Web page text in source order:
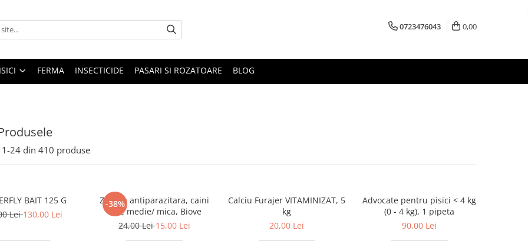
0723476043 0,00
FERMA INSECTICIDE PASARI SI ROZATOARE BLOG
1-24 din 410 produse
MASTERFLY BAIT 125 G
Lei130,00 Lei
-38%
Zgarda antiparazitara, caini
talie medie/ mica, Biove
24,00 Lei15,00 Lei
Calciu Furajer VITAMINIZAT, 5
kg
20,00 Lei
Advocate pentru pisici < 4 kg
(0 - 4 kg), 1 pipeta
90,00 Lei